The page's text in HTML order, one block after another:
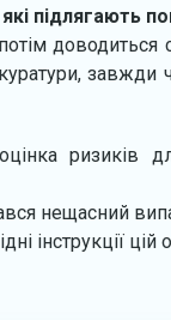
підлягають
доводиться
завжди
ризиків
нещасний
інструкції цій